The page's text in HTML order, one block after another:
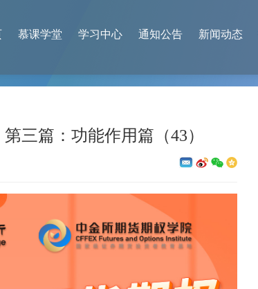
慕课学堂 学习中心 通知公告 新闻动态
三篇：功能作用篇（43）